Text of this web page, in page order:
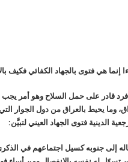
هي فتوى بالجهاد الكفائي فكيف
قادر على حمل السلاح وهو أمر يجب
وما يحيط بالعراق من دول الجوار
الدينية فتوى الجهاد العيني لتبيَّن:
إلى جنوبه كسيل اجتماعهم في الذكرى